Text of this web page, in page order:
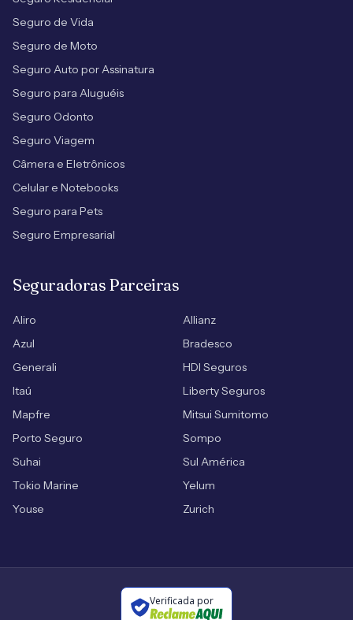
Seguro de Vida
Seguro de Moto
Seguro Auto por Assinatura
Seguro para Aluguéis
Seguro Odonto
Seguro Viagem
Câmera e Eletrônicos
Celular e Notebooks
Seguro para Pets
Seguro Empresarial
Seguradoras Parceiras
Aliro
Allianz
Azul
Bradesco
Generali
HDI Seguros
Itaú
Liberty Seguros
Mapfre
Mitsui Sumitomo
Porto Seguro
Sompo
Suhai
Sul América
Tokio Marine
Yelum
Youse
Zurich
Verificada por